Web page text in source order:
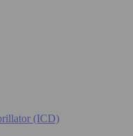
(ICD)